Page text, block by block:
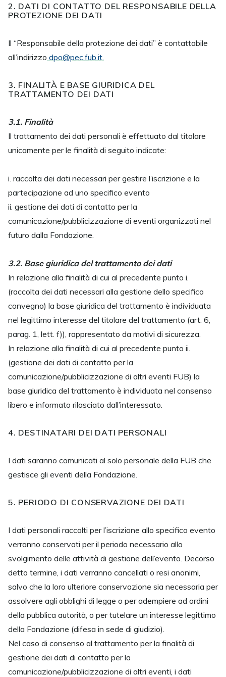
2. DATI DI CONTATTO DEL RESPONSABILE DELLA
PROTEZIONE DEI DATI
Il “Responsabile della protezione dei dati” è contattabile
all’indirizzo dpo@pec.fub.it.
3. FINALITÀ E BASE GIURIDICA DEL
TRATTAMENTO DEI DATI
3.1. Finalità
Il trattamento dei dati personali è effettuato dal titolare
unicamente per le finalità di seguito indicate:
i. raccolta dei dati necessari per gestire l’iscrizione e la
partecipazione ad uno specifico evento
ii. gestione dei dati di contatto per la
comunicazione/pubblicizzazione di eventi organizzati nel
futuro dalla Fondazione.
3.2. Base giuridica del trattamento dei dati
In relazione alla finalità di cui al precedente punto i.
(raccolta dei dati necessari alla gestione dello specifico
convegno) la base giuridica del trattamento è individuata
nel legittimo interesse del titolare del trattamento (art. 6,
parag. 1, lett. f)), rappresentato da motivi di sicurezza.
In relazione alla finalità di cui al precedente punto ii.
(gestione dei dati di contatto per la
comunicazione/pubblicizzazione di altri eventi FUB) la
base giuridica del trattamento è individuata nel consenso
libero e informato rilasciato dall’interessato.
4. DESTINATARI DEI DATI PERSONALI
I dati saranno comunicati al solo personale della FUB che
gestisce gli eventi della Fondazione.
5. PERIODO DI CONSERVAZIONE DEI DATI
I dati personali raccolti per l’iscrizione allo specifico evento
verranno conservati per il periodo necessario allo
svolgimento delle attività di gestione dell’evento. Decorso
detto termine, i dati verranno cancellati o resi anonimi,
salvo che la loro ulteriore conservazione sia necessaria per
assolvere agli obblighi di legge o per adempiere ad ordini
della pubblica autorità, o per tutelare un interesse legittimo
della Fondazione (difesa in sede di giudizio).
Nel caso di consenso al trattamento per la finalità di
gestione dei dati di contatto per la
comunicazione/pubblicizzazione di altri eventi, i dati